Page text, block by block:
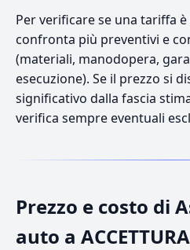
Per verificare se una tariffa
confronta più preventivi e
(materiali, manodopera,
esecuzione). Se il prezzo si
significativo dalla fascia
verifica sempre eventuali
Prezzo e costo di
auto a ACCETTURA